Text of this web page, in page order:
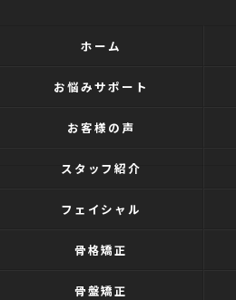
ホーム
お悩みサポート
お客様の声
スタッフ紹介
フェイシャル
骨格矯正
骨盤矯正